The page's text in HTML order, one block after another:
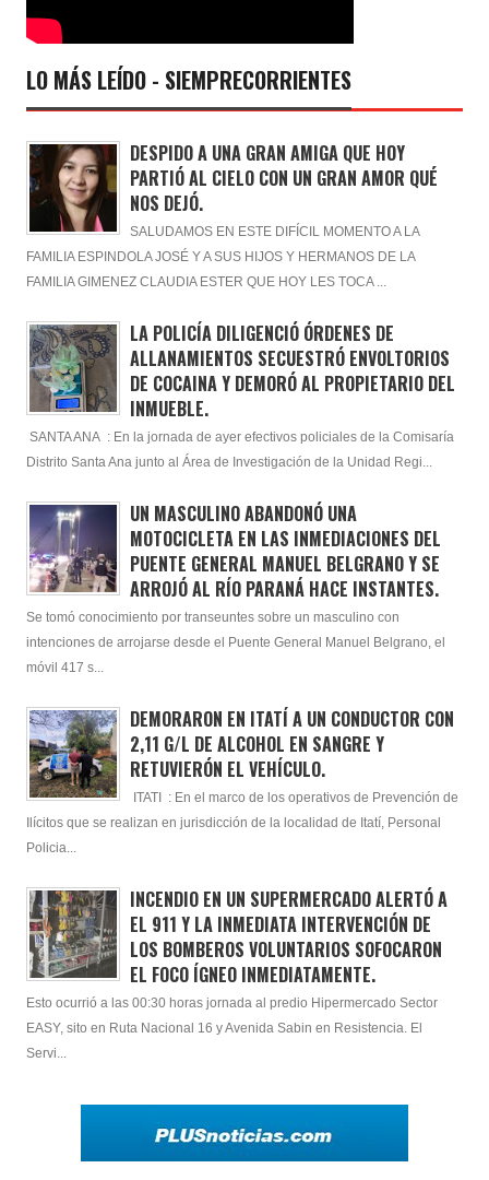
LO MÁS LEÍDO - SIEMPRECORRIENTES
DESPIDO A UNA GRAN AMIGA QUE HOY
PARTIÓ AL CIELO CON UN GRAN AMOR QUÉ
NOS DEJÓ.
SALUDAMOS EN ESTE DIFÍCIL MOMENTO A LA
FAMILIA ESPINDOLA JOSÉ Y A SUS HIJOS Y HERMANOS DE LA
FAMILIA GIMENEZ CLAUDIA ESTER QUE HOY LES TOCA ...
LA POLICÍA DILIGENCIÓ ÓRDENES DE
ALLANAMIENTOS SECUESTRÓ ENVOLTORIOS
DE COCAINA Y DEMORÓ AL PROPIETARIO DEL
INMUEBLE.
SANTA ANA : En la jornada de ayer efectivos policiales de la Comisaría
Distrito Santa Ana junto al Área de Investigación de la Unidad Regi...
UN MASCULINO ABANDONÓ UNA
MOTOCICLETA EN LAS INMEDIACIONES DEL
PUENTE GENERAL MANUEL BELGRANO Y SE
ARROJÓ AL RÍO PARANÁ HACE INSTANTES.
Se tomó conocimiento por transeuntes sobre un masculino con
intenciones de arrojarse desde el Puente General Manuel Belgrano, el
móvil 417 s...
DEMORARON EN ITATÍ A UN CONDUCTOR CON
2,11 G/L DE ALCOHOL EN SANGRE Y
RETUVIERÓN EL VEHÍCULO.
ITATI : En el marco de los operativos de Prevención de
Ilícitos que se realizan en jurisdicción de la localidad de Itatí, Personal
Policia...
INCENDIO EN UN SUPERMERCADO ALERTÓ A
EL 911 Y LA INMEDIATA INTERVENCIÓN DE
LOS BOMBEROS VOLUNTARIOS SOFOCARON
EL FOCO ÍGNEO INMEDIATAMENTE.
Esto ocurrió a las 00:30 horas jornada al predio Hipermercado Sector
EASY, sito en Ruta Nacional 16 y Avenida Sabin en Resistencia. El
Servi...